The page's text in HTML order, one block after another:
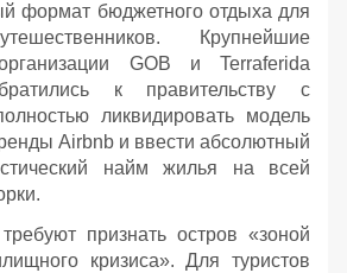
формат бюджетного отдыха для
Крупнейшие
GOB и Terraferida
к правительству с
ликвидировать модель
Airbnb и ввести абсолютный
найм жилья на всей
признать остров «зоной
кризиса». Для туристов